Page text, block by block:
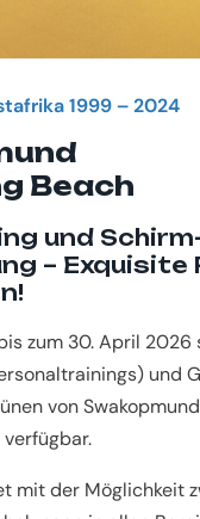
1999 – 2024
Beach
und Schirm­
– Exquisite
zum 30. April
und
von
mit der Möglichkeit